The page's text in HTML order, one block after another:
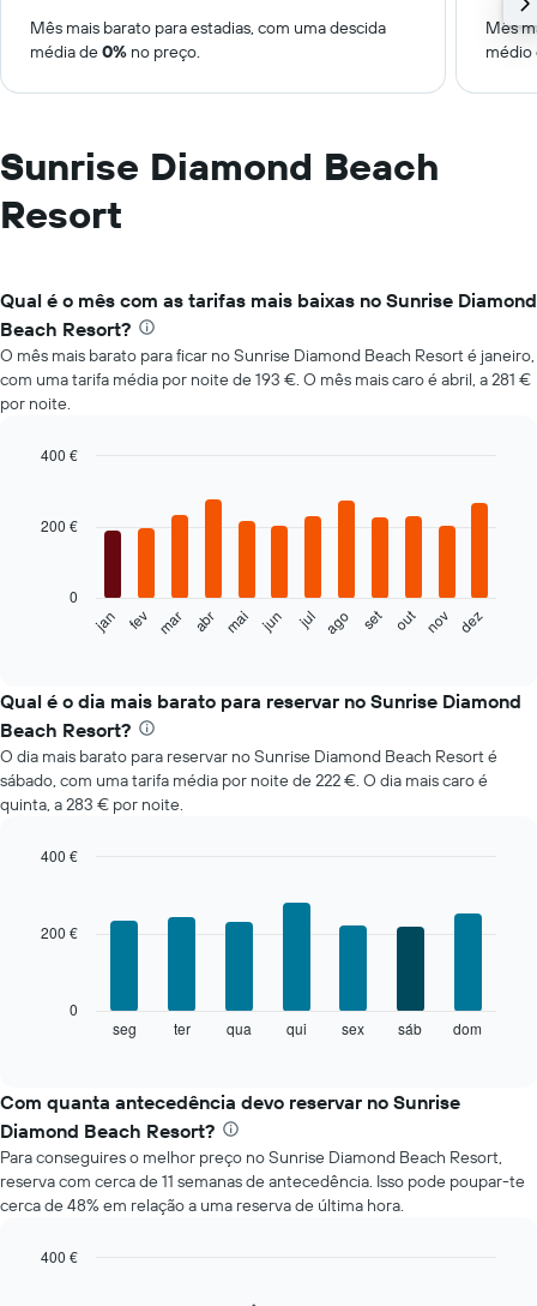
Mês mais barato para estadias, com uma descida
média de0% no preço.
Mês
Sunrise Diamond Beach
Resort
Qual é o mês com as tarifas mais baixas no Sunrise Diamond
Beach Resort?
O mês mais barato para ficar no Sunrise Diamond Beach Resort é janeiro,
com uma tarifa média por noite de 193 €. O mês mais caro é abril, a 281 €
por noite.
with
12
o
preço
médio
de
um
quarto
cada
gráfico
apresenta
abcissa.
o
preço
médio
de
um
ordenada
jan fev mar abr mai jun jul ago set out nov dez
0
200 €
400 €
Qual é o dia mais barato para reservar no Sunrise Diamond
Beach Resort?
O dia mais barato para reservar no Sunrise Diamond Beach Resort é
sábado, com uma tarifa média por noite de 222 €. O dia mais caro é
quinta, a 283 € por noite.
o
preço
médio
de
um
quarto
cada
seg ter qua qui sex sáb dom
0
200 €
400 €
Com quanta antecedência devo reservar no Sunrise
Diamond Beach Resort?
Para conseguires o melhor preço no Sunrise Diamond Beach Resort,
reserva com cerca de 11 semanas de antecedência. Isso pode poupar-te
cerca de 48% em relação a uma reserva de última hora.
400 €